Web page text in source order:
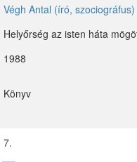
Végh Antal (író, szociográfus)
Helyőrség az isten háta
1988
Könyv
7.